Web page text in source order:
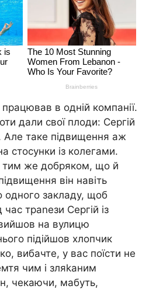
в одній компанії.
дали свої плоди: Сергій
Але таке підвищення аж
стосунки із колегами.
тим же добряком, що й
він навіть
одного закладу, щоб
час траnези Сергій із
на вулицю
підійшов хлопчик
вибачте, у вас поїсти не
чим і зляkаним
чекаючи, мабуть,